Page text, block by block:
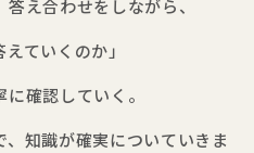
え合わせをしながら、
ていくのか」
確認していく。
知識が確実についていきま